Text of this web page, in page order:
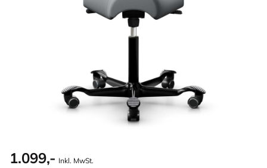
1.099,- Inkl. MwSt.